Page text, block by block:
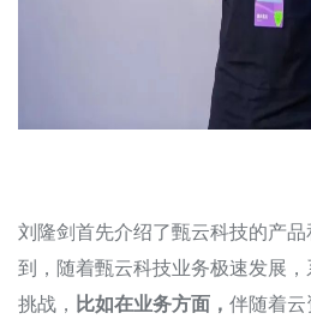
刘隆剑首先介绍了甄云科技的产
到，随着甄云科技业务极速发展
挑战， 比如在业务方面， 伴随着